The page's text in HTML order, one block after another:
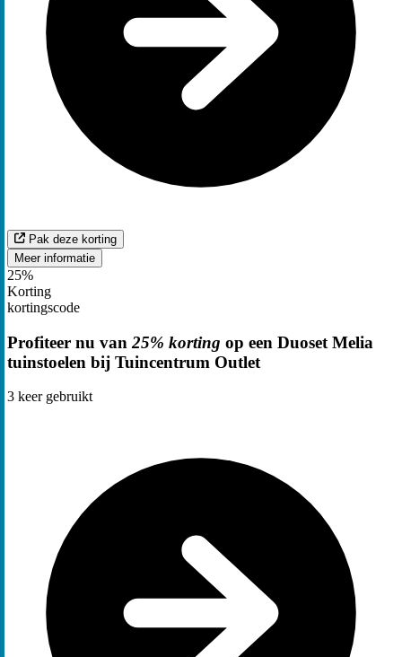
Pak deze korting
Meer informatie
25%
Korting
kortingscode
Profiteer nu van 25% korting op een Duoset Melia
tuinstoelen bij Tuincentrum Outlet
3 keer gebruikt